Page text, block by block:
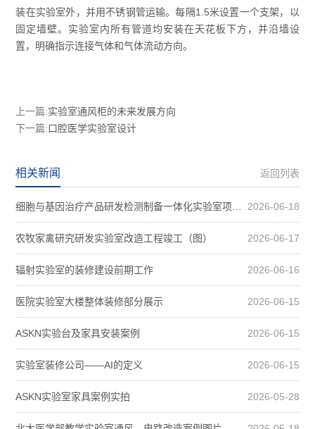
装在实验室外，并用不锈钢管运输。每隔1.5米设置一个支架，以
固定墙壁。实验室内所有管道均安装在天花板下方，并沿墙设
置，明确指示连接气体和气体流动方向。
上一篇:实验室通风柜的未来发展方向
下一篇:口腔医学实验室设计
返回列表
相关新闻
2026-06-18
细胞与基因治疗产品研发检测制备一体化实验室项目装修案例图
2026-06-17
农牧家禽研究研发实验室改造工程竣工（图）
2026-06-16
辐射实验室的装修建设前期工作
2026-06-15
医院实验室大楼整体装修部分展示
2026-06-15
ASKN实验台及家具安装案例
2026-06-15
实验室装修公司——AI的定义
2026-05-28
ASKN实验室家具案例实拍